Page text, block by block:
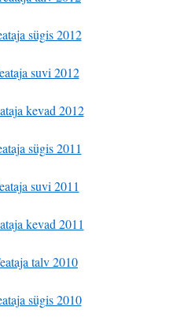
sügis 2012
suvi 2012
kevad 2012
sügis 2011
suvi 2011
kevad 2011
talv 2010
sügis 2010